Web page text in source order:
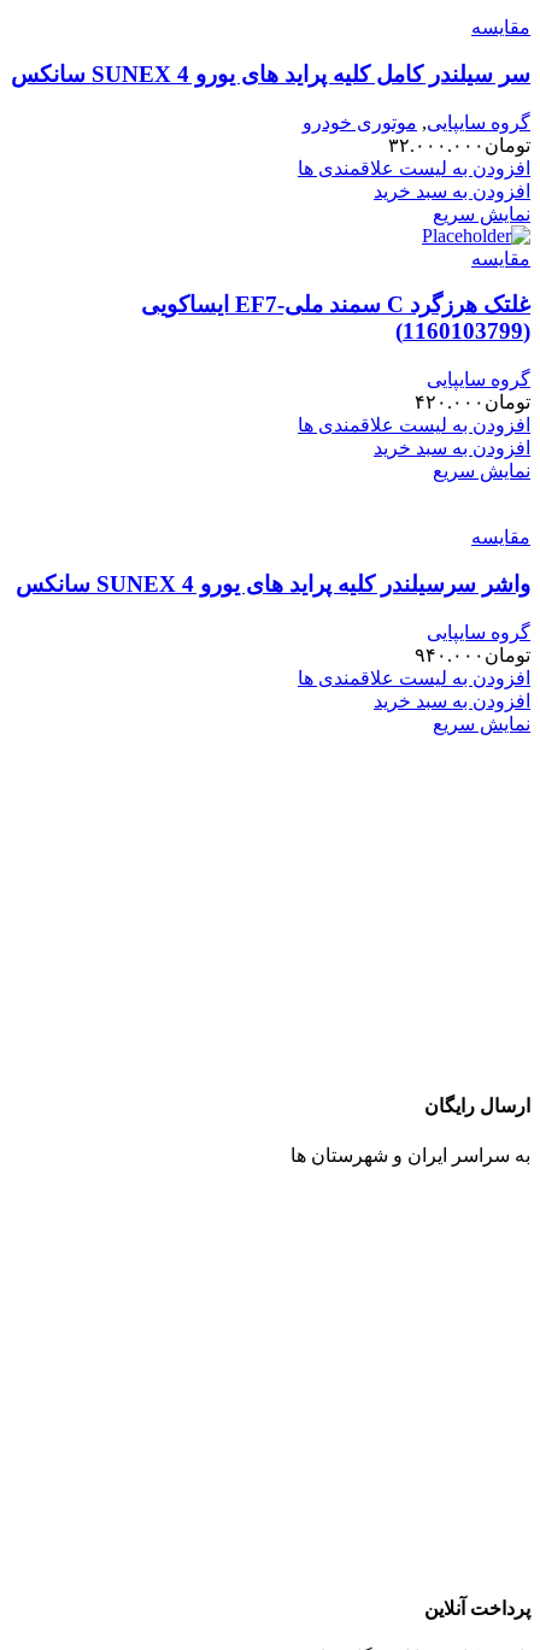
مقایسه
سر سیلندر کامل کلیه پراید های یورو 4 SUNEX سانکس
گروه سایپایی, موتوری خودرو
تومان ۳۲.۰۰۰.۰۰۰
افزودن به لیست علاقمندی ها
افزودن به سبد خرید
نمایش سریع
مقایسه
غلتک هرزگرد C سمند ملی-EF7 ایساکویی
(1160103799)
گروه سایپایی
تومان ۴۲۰.۰۰۰
افزودن به لیست علاقمندی ها
افزودن به سبد خرید
نمایش سریع
مقایسه
واشر سرسیلندر کلیه پراید های یورو 4 SUNEX سانکس
گروه سایپایی
تومان ۹۴۰.۰۰۰
افزودن به لیست علاقمندی ها
افزودن به سبد خرید
نمایش سریع
ارسال رایگان
به سراسر ایران و شهرستان ها
پرداخت آنلاین